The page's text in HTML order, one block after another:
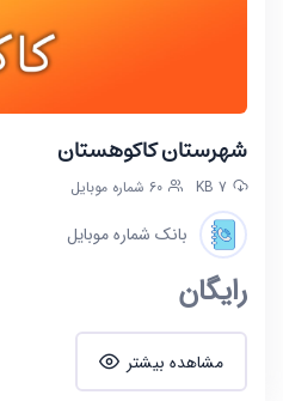
شهرستان کاکوهستان
7 KB 60 شماره موبایل
بانک شماره موبایل
رایگان
مشاهده بیشتر